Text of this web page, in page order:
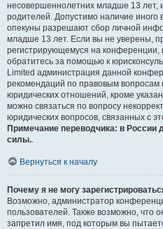
несовершеннолетних младше 13 лет,
родителей. Допустимо наличие иного
опекуны разрешают сбор личной
младше 13 лет. Если вы не уверены,
регистрирующемуся на конференции,
обратитесь за помощью к
Limited администрация данной
рекомендаций по правовым вопросам
юридических отношений, кроме
можно связаться по вопросу
юридических вопросов, связанных с
Примечание переводчика: в России
силы..
Вернуться к началу
Почему я не могу
Возможно, администратор
пользователей. Также возможно, что
запретил имя, под которым вы